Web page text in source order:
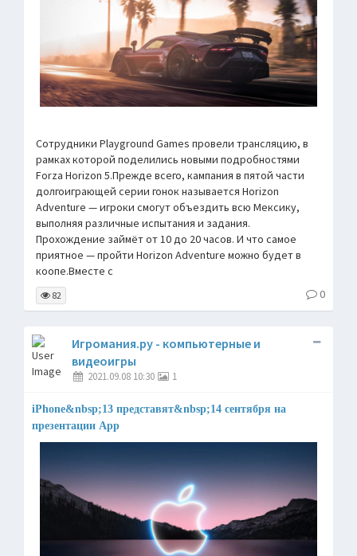
Сотрудники Playground Games провели трансляцию, в
рамках которой поделились новыми подробностями
Forza Horizon 5.Прежде всего, кампания в пятой части
долгоиграющей серии гонок называется Horizon
Adventure — игроки смогут объездить всю Мексику,
выполняя различные испытания и задания.
Прохождение займёт от 10 до 20 часов. И что самое
приятное — пройти Horizon Adventure можно будет в
коопе.Вместе с
82 0
Игромания.ру - компьютерные и
видеоигры
2021.09.08 10:30 1
iPhone&nbsp;13 представят&nbsp;14 сентября на
презентации App